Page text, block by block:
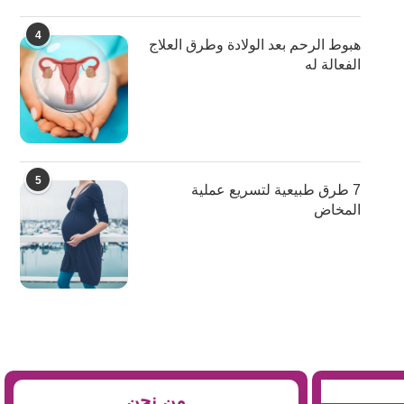
4
هبوط الرحم بعد الولادة وطرق العلاج
الفعالة له
5
7 طرق طبيعية لتسريع عملية
المخاض
من نحن